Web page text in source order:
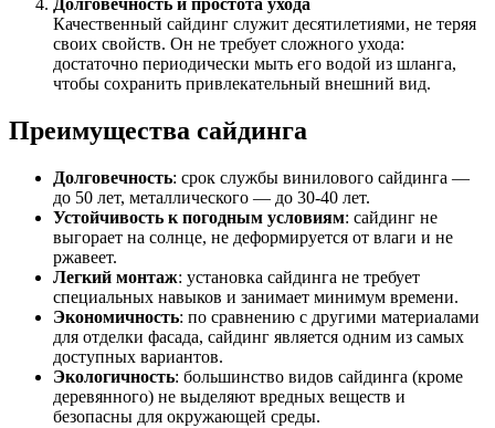
Долговечность и простота ухода
Качественный сайдинг служит десятилетиями, не теряя
своих свойств. Он не требует сложного ухода:
достаточно периодически мыть его водой из шланга,
чтобы сохранить привлекательный внешний вид.
Преимущества сайдинга
Долговечность: срок службы винилового сайдинга —
до 50 лет, металлического — до 30-40 лет.
Устойчивость к погодным условиям: сайдинг не
выгорает на солнце, не деформируется от влаги и не
ржавеет.
Легкий монтаж: установка сайдинга не требует
специальных навыков и занимает минимум времени.
Экономичность: по сравнению с другими материалами
для отделки фасада, сайдинг является одним из самых
доступных вариантов.
Экологичность: большинство видов сайдинга (кроме
деревянного) не выделяют вредных веществ и
безопасны для окружающей среды.